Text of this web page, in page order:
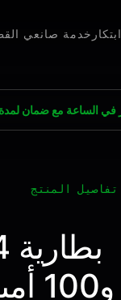
ابتكار خدمة صانعي
تفاصيل المنتج